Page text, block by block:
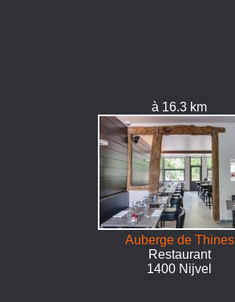
à 16.3 km
Auberge de Thines
Restaurant
1400 Nijvel